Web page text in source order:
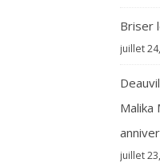
Briser
juillet
Malika
juillet